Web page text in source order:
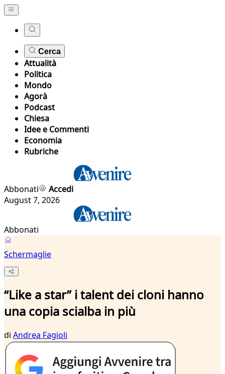
Cerca
Attualità
Politica
Mondo
Agorà
Podcast
Chiesa
Idee e Commenti
Economia
Rubriche
Abbonati
Accedi
August 7, 2026
Abbonati
Schermaglie
“Like a star” i talent dei cloni hanno
una copia scialba in più
di Andrea Fagioli